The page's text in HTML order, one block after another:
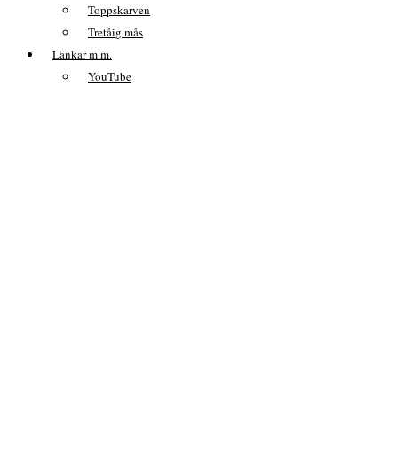
Toppskarven
Tretåig mås
Länkar m.m.
YouTube